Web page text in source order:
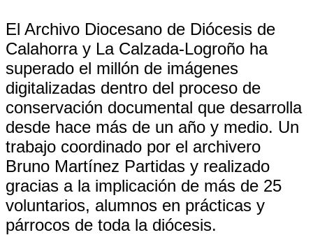
El Archivo Diocesano de Diócesis de
Calahorra y La Calzada-Logroño ha
superado el millón de imágenes
digitalizadas dentro del proceso de
conservación documental que desarrolla
desde hace más de un año y medio. Un
trabajo coordinado por el archivero
Bruno Martínez Partidas y realizado
gracias a la implicación de más de 25
voluntarios, alumnos en prácticas y
párrocos de toda la diócesis.